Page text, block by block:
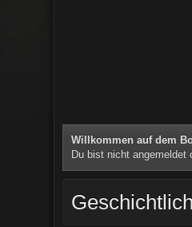
Willkommen auf dem
Du bist nicht